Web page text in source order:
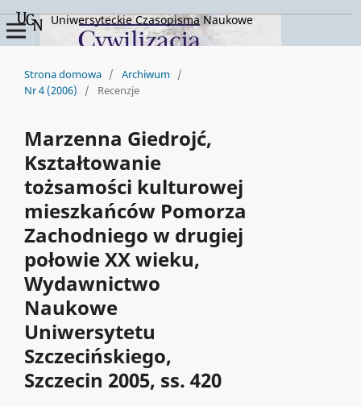
Uniwersyteckie Czasopisma Naukowe
Strona domowa / Archiwum /
Nr 4 (2006)
/ Recenzje
Marzenna Giedrojć,
Kształtowanie
tożsamości kulturowej
mieszkańców Pomorza
Zachodniego w drugiej
połowie XX wieku,
Wydawnictwo
Naukowe
Uniwersytetu
Szczecińskiego,
Szczecin 2005, ss. 420